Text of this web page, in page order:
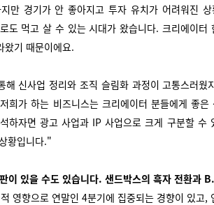
만 경기가 안 좋아지고 투자 유치가 어려워진
도 먹고 살 수 있는 시대가 왔습니다. 크리에이
왔기 때문이에요.
해 신사업 정리와 조직 슬림화 과정이 고통스러
희가 하는 비즈니스는 크리에이터 분들에게 좋
하자면 광고 사업과 IP 사업으로 크게 구분할 수
황입니다."
이 있을 수도 있습니다. 샌드박스의 흑자 전환과
영향으로 연말인 4분기에 집중되는 경향이 있고,